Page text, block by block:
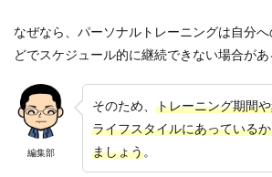
なぜなら、パーソナルトレーニングは自分
どでスケジュール的に継続できない場合があ
編集部
そのため、 トレーニング期間
ライフスタイルにあっている
ましょう。